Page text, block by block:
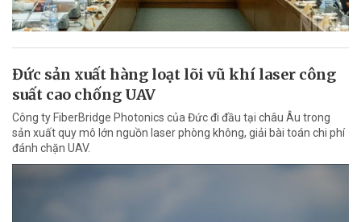
Đức sản xuất hàng loạt lõi vũ khí laser công
suất cao chống UAV
Công ty FiberBridge Photonics của Đức đi đầu tại châu Âu trong
sản xuất quy mô lớn nguồn laser phòng không, giải bài toán chi phí
đánh chặn UAV.